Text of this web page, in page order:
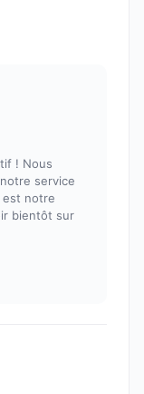
! Nous
service
est notre
bientôt sur